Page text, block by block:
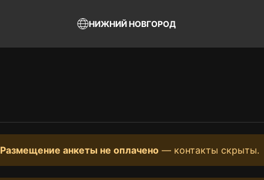
НИЖНИЙ НОВГОРОД
Размещение анкеты не оплачено — контакты скрыты.